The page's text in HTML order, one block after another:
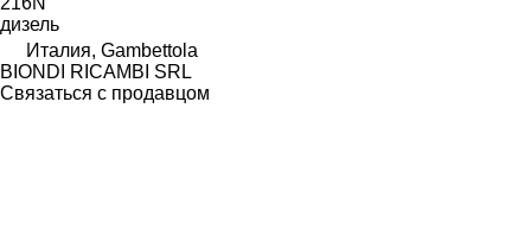
дизель
Италия, Gambettola
BIONDI RICAMBI SRL
Связаться с продавцом